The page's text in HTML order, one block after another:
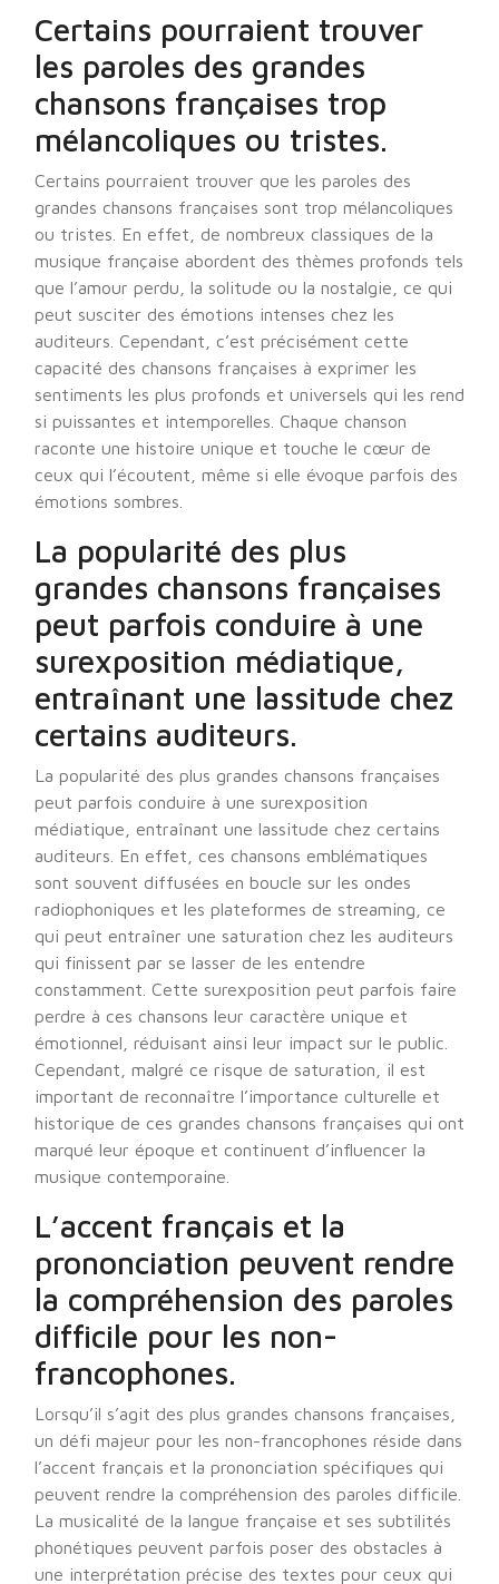
Certains pourraient trouver
les paroles des grandes
chansons françaises trop
mélancoliques ou tristes.
Certains pourraient trouver que les paroles des
grandes chansons françaises sont trop mélancoliques
ou tristes. En effet, de nombreux classiques de la
musique française abordent des thèmes profonds tels
que l’amour perdu, la solitude ou la nostalgie, ce qui
peut susciter des émotions intenses chez les
auditeurs. Cependant, c’est précisément cette
capacité des chansons françaises à exprimer les
sentiments les plus profonds et universels qui les rend
si puissantes et intemporelles. Chaque chanson
raconte une histoire unique et touche le cœur de
ceux qui l’écoutent, même si elle évoque parfois des
émotions sombres.
La popularité des plus
grandes chansons françaises
peut parfois conduire à une
surexposition médiatique,
entraînant une lassitude chez
certains auditeurs.
La popularité des plus grandes chansons françaises
peut parfois conduire à une surexposition
médiatique, entraînant une lassitude chez certains
auditeurs. En effet, ces chansons emblématiques
sont souvent diffusées en boucle sur les ondes
radiophoniques et les plateformes de streaming, ce
qui peut entraîner une saturation chez les auditeurs
qui finissent par se lasser de les entendre
constamment. Cette surexposition peut parfois faire
perdre à ces chansons leur caractère unique et
émotionnel, réduisant ainsi leur impact sur le public.
Cependant, malgré ce risque de saturation, il est
important de reconnaître l’importance culturelle et
historique de ces grandes chansons françaises qui ont
marqué leur époque et continuent d’influencer la
musique contemporaine.
L’accent français et la
prononciation peuvent rendre
la compréhension des paroles
difficile pour les non-
francophones.
Lorsqu’il s’agit des plus grandes chansons françaises,
un défi majeur pour les non-francophones réside dans
l’accent français et la prononciation spécifiques qui
peuvent rendre la compréhension des paroles difficile.
La musicalité de la langue française et ses subtilités
phonétiques peuvent parfois poser des obstacles à
une interprétation précise des textes pour ceux qui